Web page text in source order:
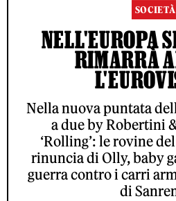
SOCIETÀ
NELL'EUROPA
RIMARRÀ
Nella nuova puntata
a due by Robertini
‘Rolling’: le rovine
rinuncia di Olly, baby
guerra contro i carri
di